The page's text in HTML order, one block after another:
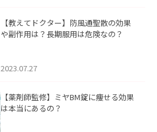
【教えてドクター】防風通聖散の効果
や副作用は？長期服用は危険なの？
2023.07.27
【薬剤師監修】ミヤBM錠に痩せる効果
は本当にあるの？